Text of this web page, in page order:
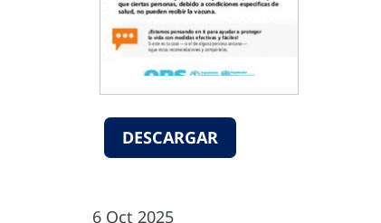
DESCARGAR
6 Oct 2025